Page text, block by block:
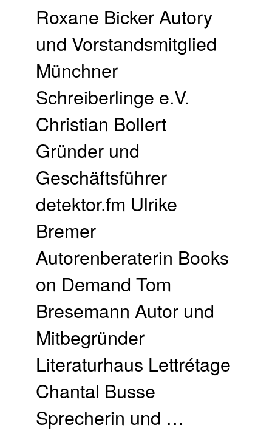
Roxane Bicker Autory
und Vorstandsmitglied
Münchner
Schreiberlinge e.V.
Christian Bollert
Gründer und
Geschäftsführer
detektor.fm Ulrike
Bremer
Autorenberaterin Books
on Demand Tom
Bresemann Autor und
Mitbegründer
Literaturhaus Lettrétage
Chantal Busse
Sprecherin und …